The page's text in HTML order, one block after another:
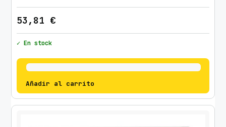
53,81 €
✓ En stock
Añadir al carrito